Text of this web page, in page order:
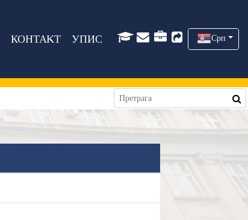
КОНТАКТ УПИС Срп